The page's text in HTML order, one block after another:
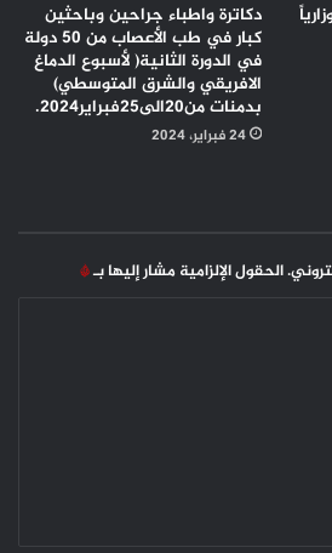
دكاترة واطباء جراحين وباحثين
كبار في طب الأعصاب من 50 دولة
في الدورة الثانية( لأسبوع الدماغ
الافريقي والشرق المتوسطي)
بدمنات من20الى25فبراير2024.
24 فبراير، 2024
الحقول الإلزامية مشار إليها بـ*